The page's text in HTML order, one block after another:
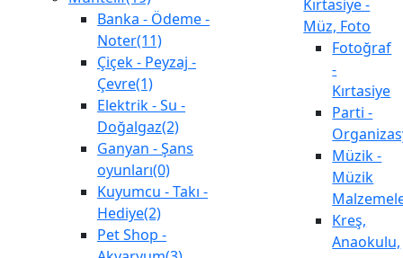
Banka - Ödeme -
Noter(11)
Çiçek - Peyzaj -
Çevre(1)
Elektrik - Su -
Doğalgaz(2)
Ganyan - Şans
oyunları(0)
Kuyumcu - Takı -
Hediye(2)
Pet Shop -
Kırtasiye -
Müz, Foto
Fotoğraf
-
Kırtasiye
Parti -
Müzik -
Müzik
Kreş,
Anaokulu,